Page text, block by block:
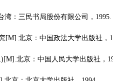
湾：三民书局股份有限公司，1995.
[M].北京：中国政法大学出版社，
北京：中国人民大学出版社，